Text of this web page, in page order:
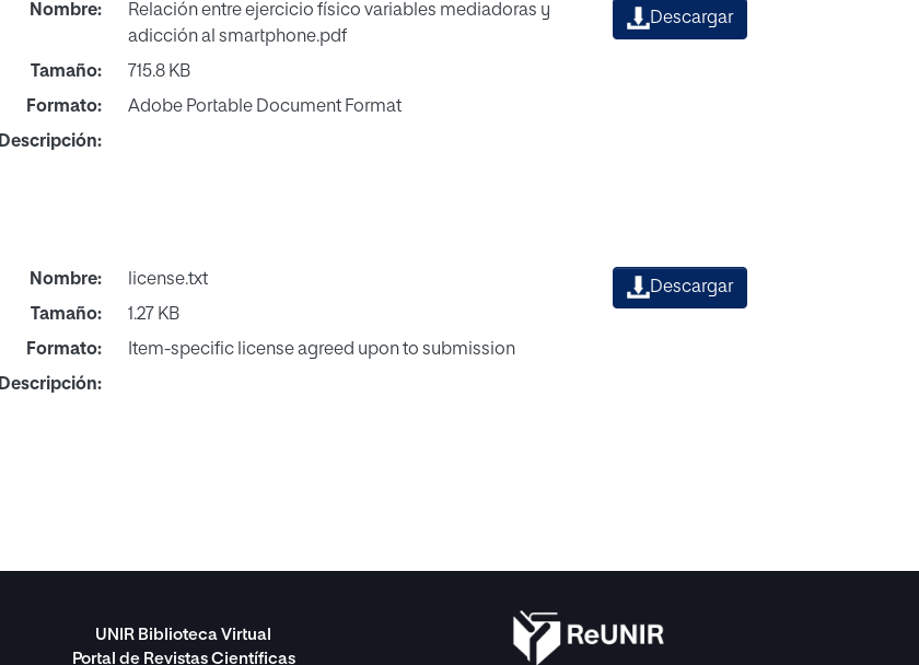
Nombre:
Relación entre ejercicio físico variables mediadoras y
adicción al smartphone.pdf
Tamaño:
715.8 KB
Formato:
Adobe Portable Document Format
Descripción:
Descargar
Nombre:
license.txt
Tamaño:
1.27 KB
Formato:
Item-specific license agreed upon to submission
Descripción:
Descargar
UNIR Biblioteca Virtual
Portal de Revistas Científicas